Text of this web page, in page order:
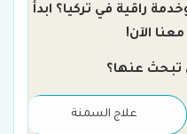
راقية في تركيا؟ ابدأ
الآن!
تبحث عنها؟
علاج السمنة